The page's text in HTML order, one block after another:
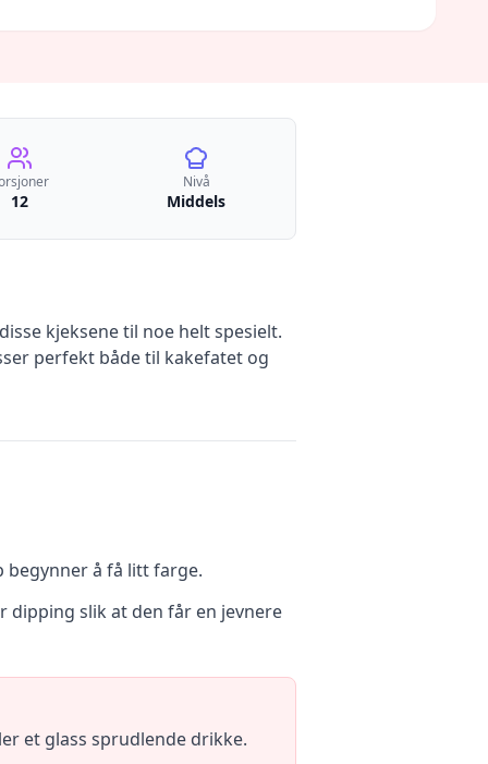
12
Nivå
Middels
kjeksene til noe helt spesielt.
perfekt både til kakefatet og
begynner å få litt farge.
dipping slik at den får en jevnere
et glass sprudlende drikke.